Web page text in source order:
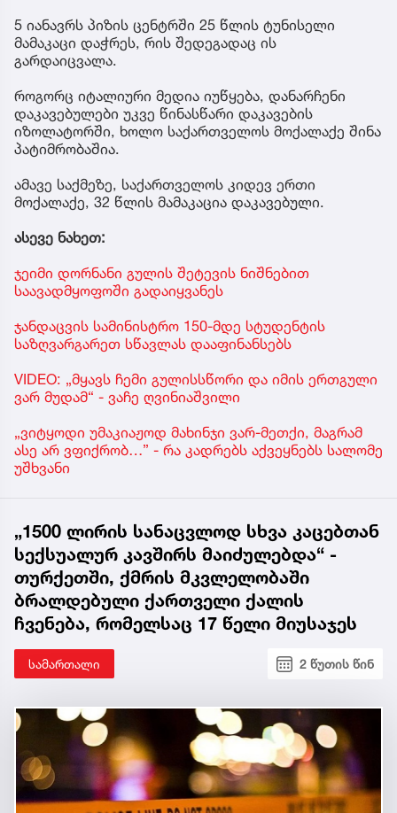
5 იანავრს პიზის ცენტრში 25 წლის ტუნისელი
მამაკაცი დაჭრეს, რის შედეგადაც ის
გარდაიცვალა.
როგორც იტალიური მედია იუწყება, დანარჩენი
დაკავებულები უკვე წინასწარი დაკავების
იზოლატორში, ხოლო საქართველოს მოქალაქე შინა
პატიმრობაშია.
ამავე საქმეზე, საქართველოს კიდევ ერთი
მოქალაქე, 32 წლის მამაკაცია დაკავებული.
ასევე ნახეთ:
ჯეიმი დორნანი გულის შეტევის ნიშნებით
საავადმყოფოში გადაიყვანეს
ჯანდაცვის სამინისტრო 150-მდე სტუდენტის
საზღვარგარეთ სწავლას დააფინანსებს
VIDEO: „მყავს ჩემი გულისსწორი და იმის ერთგული
ვარ მუდამ“ - ვაჩე ღვინიაშვილი
„ვიტყოდი უმაკიაჟოდ მახინჯი ვარ-მეთქი, მაგრამ
ასე არ ვფიქრობ…” - რა კადრებს აქვეყნებს სალომე
უშხვანი
„1500 ლირის სანაცვლოდ სხვა კაცებთან
სექსუალურ კავშირს მაიძულებდა“ -
თურქეთში, ქმრის მკვლელობაში
ბრალდებული ქართველი ქალის
ჩვენება, რომელსაც 17 წელი მიუსაჯეს
სამართალი 2 წუთის წინ